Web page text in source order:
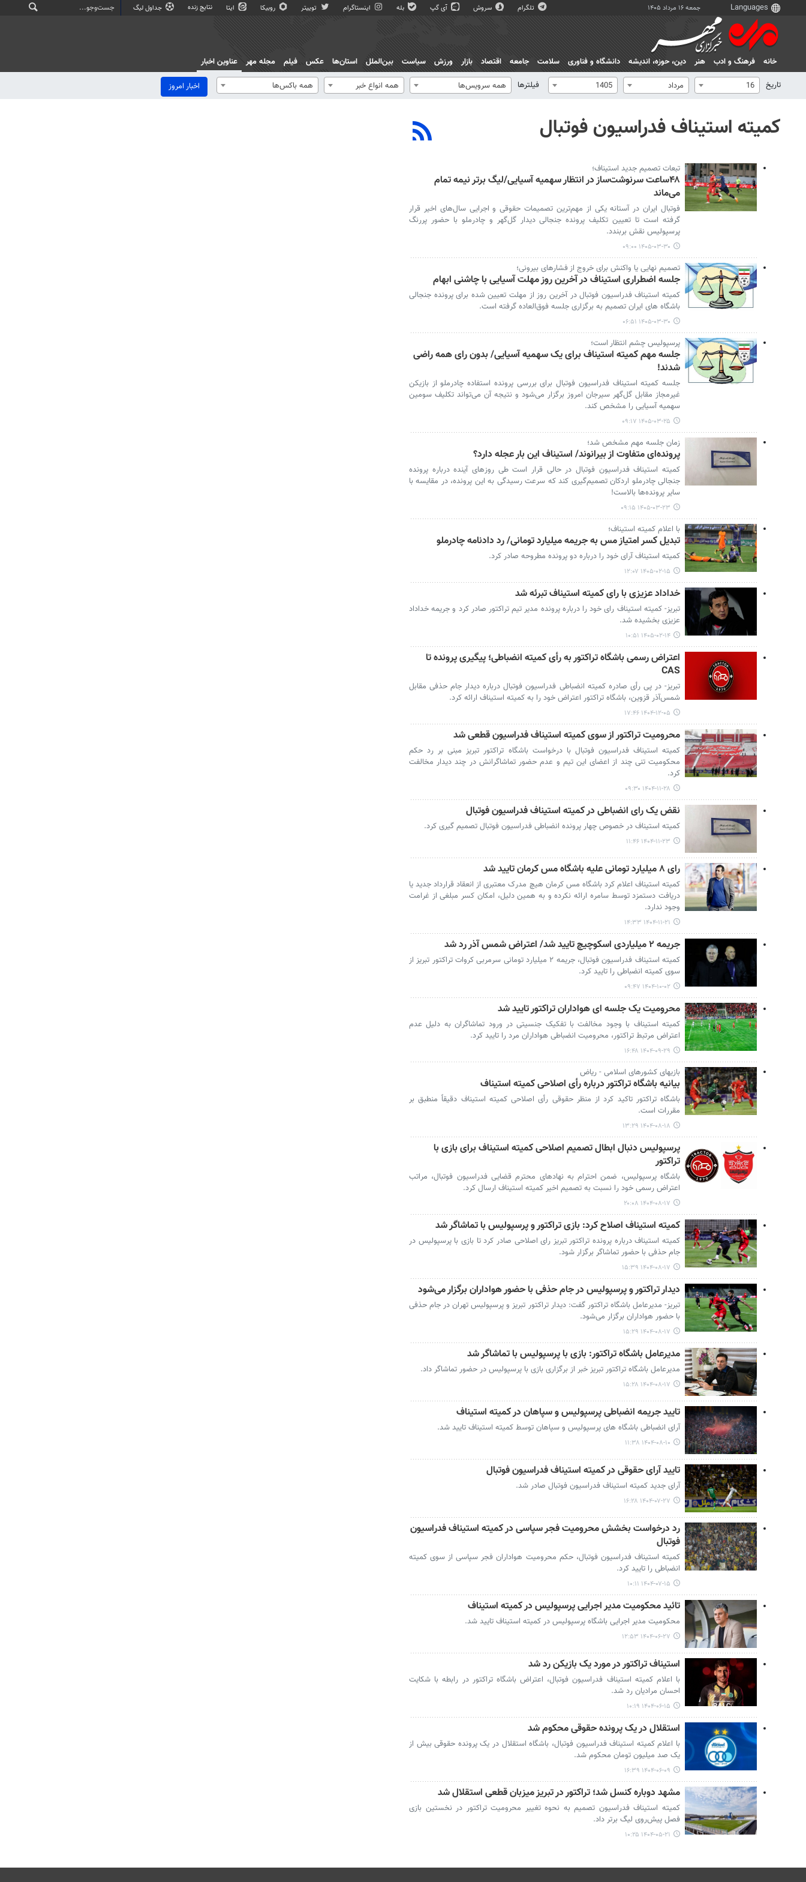
جمعه ۱۶ مرداد ۱۴۰۵ تلگرام سروش آی گپ بله اینستاگرام توییتر روبیکا ایتا نتایج زنده جداول لیگ
خانه فرهنگ و ادب هنر دين، حوزه، انديشه دانشگاه و فناوری سلامت جامعه اقتصاد بازار ورزش سیاست بین‌الملل استان‌ها عکس فیلم مجله مهر
عناوین اخبار
تاریخ
16 مرداد 1405 فیلترها همه سرویس‌ها همه انواع خبر همه باکس‌ها اخبار امروز
کمیته استیناف فدراسیون فوتبال
تبعات تصمیم جدید استیناف؛
۴۸‌ساعت سرنوشت‌ساز در انتظار سهمیه آسیایی/لیگ برتر نیمه تمام
می‌ماند
فوتبال ایران در آستانه یکی از مهم‌ترین تصمیمات حقوقی و اجرایی سال‌های اخیر قرار
گرفته است تا تعیین تکلیف پرونده جنجالی دیدار گل‌گهر و چادرملو با حضور پررنگ
پرسپولیس نقش بربندد.
۱۴۰۵-۰۳-۳۰ ۰۹:۰۰
تصمیم نهایی یا واکنش برای خروج از فشارهای بیرونی؛
جلسه اضطراری استیناف در آخرین روز مهلت آسیایی با چاشنی ابهام
کمیته استیناف فدراسیون فوتبال در آخرین روز از مهلت تعیین شده برای پرونده جنجالی
باشگاه های ایران تصمیم به برگزاری جلسه فوق‌العاده گرفته است.
۱۴۰۵-۰۳-۳۰ ۰۶:۵۱
پرسپولیس چشم انتظار است؛
جلسه مهم کمیته استیناف برای یک سهمیه آسیایی/ بدون رای همه راضی
شدند!
جلسه کمیته استیناف فدراسیون فوتبال برای بررسی پرونده استفاده چادرملو از بازیکن
غیرمجاز مقابل گل‌گهر سیرجان امروز برگزار می‌شود و نتیجه آن می‌تواند تکلیف سومین
سهمیه آسیایی را مشخص کند.
۱۴۰۵-۰۳-۲۵ ۰۹:۱۷
زمان جلسه مهم مشخص شد؛
پرونده‌ای متفاوت از بیرانوند/ استیناف این بار عجله دارد؟
کمیته استیناف فدراسیون فوتبال در حالی قرار است طی روزهای آینده درباره پرونده
جنجالی چادرملو اردکان تصمیم‌گیری کند که سرعت رسیدگی به این پرونده، در مقایسه با
سایر پرونده‌ها بالاست!
۱۴۰۵-۰۳-۲۳ ۰۹:۱۵
با اعلام کمیته استیناف؛
تبدیل کسر امتیاز مس به جریمه میلیارد تومانی/ رد دادنامه چادرملو
کمیته استیناف آرای خود را درباره دو پرونده مطروحه صادر کرد.
۱۴۰۵-۰۲-۱۵ ۱۲:۰۷
خداداد عزیزی با رای کمیته استیناف تبرئه شد
تبریز- کمیته استیناف رای خود را درباره پرونده مدیر تیم تراکتور صادر کرد و جریمه خداداد
عزیزی بخشیده شد.
۱۴۰۵-۰۲-۱۴ ۱۰:۵۱
اعتراض رسمی باشگاه تراکتور به رأی کمیته انضباطی؛ پیگیری پرونده تا
CAS
تبریز- در پی رأی صادره کمیته انضباطی فدراسیون فوتبال درباره دیدار جام حذفی مقابل
شمس‌آذر قزوین، باشگاه تراکتور اعتراض خود را به کمیته استیناف ارائه کرد.
۱۴۰۴-۱۲-۰۵ ۱۷:۴۶
محرومیت تراکتور از سوی کمیته استیناف فدراسیون قطعی شد
کمیته استیناف فدراسیون فوتبال با درخواست باشگاه تراکتور تبریز مبنی بر رد حکم
محکومیت تنی چند از اعضای این تیم و عدم حضور تماشاگرانش در چند دیدار مخالفت
کرد.
۱۴۰۴-۱۱-۲۸ ۰۹:۳۰
نقض یک رای انضباطی در کمیته استیناف فدراسیون فوتبال
کمیته استیناف در خصوص چهار پرونده انضباطی فدراسیون فوتبال تصمیم گیری کرد.
۱۴۰۴-۱۱-۲۳ ۱۱:۴۶
رای ۸ میلیارد تومانی علیه باشگاه مس کرمان تایید شد
کمیته استیناف اعلام کرد باشگاه مس کرمان هیچ مدرک معتبری از انعقاد قرارداد جدید یا
دریافت دستمزد توسط سامره ارائه نکرده و به همین دلیل، امکان کسر مبلغی از غرامت
وجود ندارد.
۱۴۰۴-۱۱-۲۱ ۱۴:۳۳
جریمه ۲‌ میلیاردی اسکوچیچ تایید شد/ اعتراض شمس آذر رد شد
کمیته استیناف فدراسیون فوتبال، جریمه ۲ میلیارد تومانی سرمربی کروات تراکتور تبریز از
سوی کمیته انضباطی را تایید کرد.
۱۴۰۴-۱۰-۰۲ ۰۹:۴۷
محرومیت یک جلسه ای هواداران تراکتور تایید شد
کمیته استیناف با وجود مخالفت با تفکیک جنسیتی در ورود تماشاگران به دلیل عدم
اعتراض مرتبط تراکتور، محرومیت انضباطی هواداران مرد را تایید کرد.
۱۴۰۴-۰۹-۲۹ ۱۶:۴۸
بازیهای کشورهای اسلامی - ریاض
بیانیه باشگاه تراکتور درباره رأی اصلاحی کمیته استیناف
باشگاه تراکتور تاکید کرد از منظر حقوقی رأی اصلاحی کمیته استیناف دقیقاً منطبق بر
مقررات است.
۱۴۰۴-۰۸-۱۸ ۱۳:۲۹
پرسپولیس دنبال ابطال تصمیم اصلاحی کمیته استیناف برای بازی با
تراکتور
باشگاه پرسپولیس، ضمن احترام به نهادهای محترم قضایی فدراسیون فوتبال، مراتب
اعتراض رسمی خود را نسبت به تصمیم اخیر کمیته استیناف ارسال کرد.
۱۴۰۴-۰۸-۱۷ ۲۰:۰۸
کمیته استیناف اصلاح کرد: بازی تراکتور و پرسپولیس با تماشاگر شد
کمیته استیناف درباره پرونده تراکتور تبریز رای اصلاحی صادر کرد تا بازی با پرسپولیس در
جام حذفی با حضور تماشاگر برگزار شود.
۱۴۰۴-۰۸-۱۷ ۱۵:۳۹
دیدار تراکتور و پرسپولیس در جام حذفی با حضور هواداران برگزار می‌شود
تبریز- مدیرعامل باشگاه تراکتور گفت: دیدار تراکتور تبریز و پرسپولیس تهران در جام حذفی
با حضور هواداران برگزار می‌شود.
۱۴۰۴-۰۸-۱۷ ۱۵:۲۹
مدیرعامل باشگاه تراکتور: بازی با پرسپولیس با تماشاگر شد
مدیرعامل باشگاه تراکتور تبریز خبر از برگزاری بازی با پرسپولیس در حضور تماشاگر داد.
۱۴۰۴-۰۸-۱۷ ۱۵:۲۸
تایید جریمه انضباطی پرسپولیس و سپاهان در کمیته استیناف
آرای انضباطی باشگاه های پرسپولیس و سپاهان توسط کمیته استیناف تایید شد.
۱۴۰۴-۰۸-۱۰ ۱۱:۳۸
تایید آرای حقوقی در کمیته استیناف فدراسیون فوتبال
آرای جدید کمیته استیناف فدراسیون فوتبال صادر شد.
۱۴۰۴-۰۷-۲۷ ۱۶:۲۸
رد درخواست بخشش محرومیت فجر سپاسی در کمیته استیناف فدراسیون
فوتبال
کمیته استیناف فدراسیون فوتبال، حکم محرومیت هواداران فجر سپاسی از سوی کمیته
انضباطی را تایید کرد.
۱۴۰۴-۰۷-۱۵ ۱۰:۱۱
تائید محکومیت مدیر اجرایی پرسپولیس در کمیته استیناف
محکومیت مدیر اجرایی باشگاه پرسپولیس در کمیته استیناف تایید شد.
۱۴۰۴-۰۶-۲۷ ۱۲:۵۳
استیناف تراکتور در مورد یک بازیکن رد شد
با اعلام کمیته استیناف فدراسیون فوتبال، اعتراض باشگاه تراکتور در رابطه با شکایت
احسان مرادیان رد شد.
۱۴۰۴-۰۶-۱۵ ۱۰:۱۹
استقلال در یک پرونده حقوقی محکوم شد
با اعلام کمیته استیناف فدراسیون فوتبال، باشگاه استقلال در یک پرونده حقوقی بیش از
یک صد میلیون تومان محکوم شد.
۱۴۰۴-۰۶-۰۹ ۱۶:۳۹
مشهد دوباره کنسل شد؛ تراکتور در تبریز میزبان قطعی استقلال شد
کمیته استیناف فدراسیون تصمیم به نحوه تغییر محرومیت تراکتور در نخستین بازی
فصل پیش‌روی لیگ برتر داد.
۱۴۰۴-۰۵-۲۱ ۱۰:۲۵